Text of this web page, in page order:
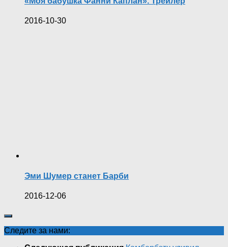
2016-10-30
Эми Шумер станет Барби
2016-12-06
Следите за нами: